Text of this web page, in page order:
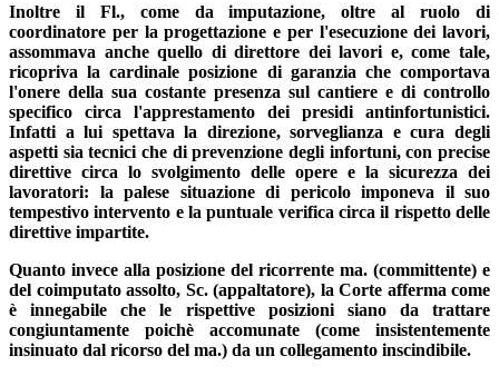
Inoltre il Fl., come da imputazione, oltre al ruolo di
coordinatore per la progettazione e per l'esecuzione dei lavori,
assommava anche quello di direttore dei lavori e, come tale,
ricopriva la cardinale posizione di garanzia che comportava
l'onere della sua costante presenza sul cantiere e di controllo
specifico circa l'apprestamento dei presidi antinfortunistici.
Infatti a lui spettava la direzione, sorveglianza e cura degli
aspetti sia tecnici che di prevenzione degli infortuni, con precise
direttive circa lo svolgimento delle opere e la sicurezza dei
lavoratori: la palese situazione di pericolo imponeva il suo
tempestivo intervento e la puntuale verifica circa il rispetto delle
direttive impartite.
Quanto invece alla posizione del ricorrente ma. (committente) e
del coimputato assolto, Sc. (appaltatore), la Corte afferma come
è innegabile che le rispettive posizioni siano da trattare
congiuntamente poichè accomunate (come insistentemente
insinuato dal ricorso del ma.) da un collegamento inscindibile.